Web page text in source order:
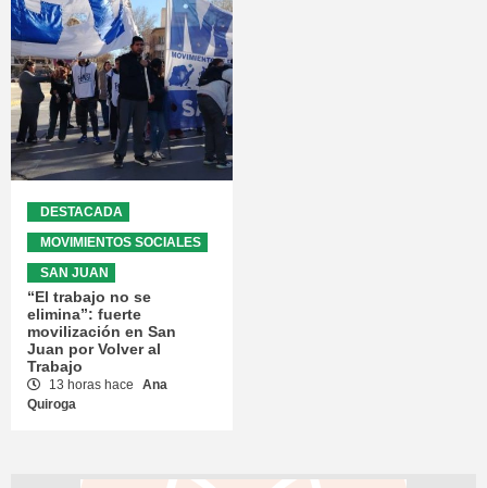
DESTACADA
MOVIMIENTOS SOCIALES
SAN JUAN
“El trabajo no se
elimina”: fuerte
movilización en San
Juan por Volver al
Trabajo
13 horas hace
Ana
Quiroga